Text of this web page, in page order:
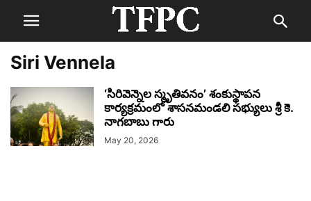
Siri Vennela
‘సిరివెన్నెల స్మృతివనం’ శంకుస్థాపన
కార్యక్రమంలో శాసనమండలి సభ్యులు శ్రీ కె.
నాగబాబు గారు
May 20, 2026